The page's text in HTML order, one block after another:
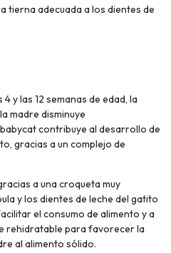
tierna adecuada a los dientes de
y las 12 semanas de edad, la
madre disminuye
contribuye al desarrollo de
gracias a un complejo de
a una croqueta muy
y los dientes de leche del gatito
el consumo de alimento y a
rehidratable para favorecer la
al alimento sólido.